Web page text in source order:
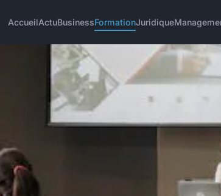
AccueilActuBusinessFormationJuridique